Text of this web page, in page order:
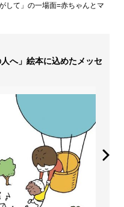
して」の一場面=赤ちゃんとマ
へ」絵本に込めたメッセ